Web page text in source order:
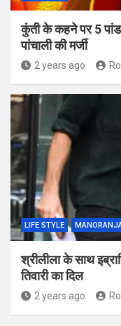
कुंती के कहने पर 5
पांचाली की मर्जी
2 years ago
LIFE STYLE
श्रीलीला के साथ
तिवारी का दिल
2 years ago